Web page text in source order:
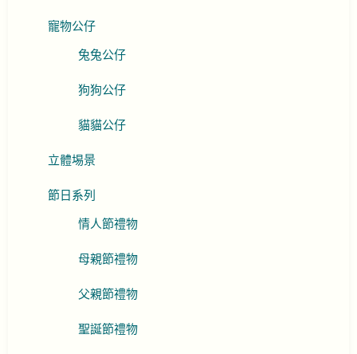
寵物公仔
兔兔公仔
狗狗公仔
貓貓公仔
立體埸景
節日系列
情人節禮物
母親節禮物
父親節禮物
聖誕節禮物